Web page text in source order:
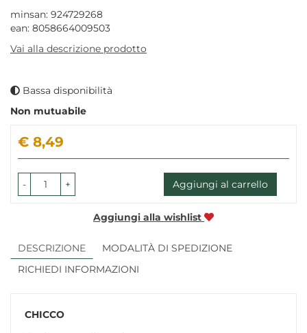
minsan: 924729268
ean: 8058664009503
Vai alla descrizione prodotto
Bassa disponibilità
Non mutuabile
Prezzo
€ 8,49
- + Aggiungi al carrello
Aggiungi alla wishlist
DESCRIZIONE
MODALITÀ DI SPEDIZIONE
RICHIEDI INFORMAZIONI
CHICCO